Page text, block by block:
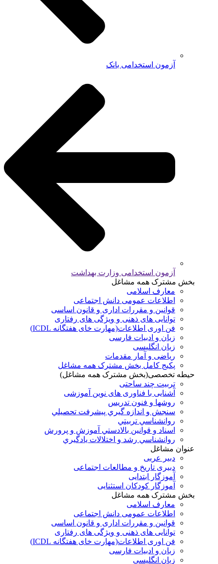
آزمون استخدامی بانک
آزمون استخدامی وزارت بهداشت
بخش مشترک همه مشاغل
معارف اسلامی
اطلاعات عمومی دانش اجتماعی
قوانین و مقررات اداری و قانون اساسی
توانایی های ذهنی و ویژگی های رفتاری
فن اوری اطلاعات(مهارت خای هفتگانه ICDL)
زبان و ادبیات فارسی
زبان انگلیسی
ریاضی و آمار مقدمات
پکیج کامل بخش مشترک همه مشاغل
حیطه تخصصی(بخش مشترک همه مشاغل)
تربیت چند ساحتی
آشنایی با فناوری های نوین آموزشی
روشها و فنون تدريس
سنجش و اندازه گيري پيشرفت تحصيلي
روانشناسي تربيتي
اسناد و قوانين بالادستي آموزش و پرورش
روانشناسي رشد و اختلالات يادگيري
عنوان مشاغل
دبير عربی
دبیری تاریخ و مطالعات اجتماعی
آموزگار ابتدایی
آموزگار کودکان استثنایی
بخش مشترک همه مشاغل
معارف اسلامی
اطلاعات عمومی دانش اجتماعی
قوانین و مقررات اداری و قانون اساسی
توانایی های ذهنی و ویژگی های رفتاری
فن اوری اطلاعات(مهارت خای هفتگانه ICDL)
زبان و ادبیات فارسی
زبان انگلیسی